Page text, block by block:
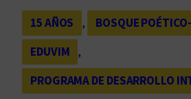
15 AÑOS , BOSQUE
EDUVIM
,
PROGRAMA DE DESARROLLO